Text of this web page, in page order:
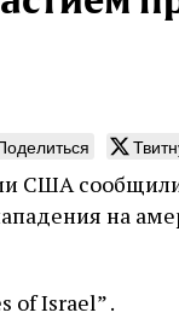
США
на
of Israel” .
ишува
начала
по святым
в
и
По